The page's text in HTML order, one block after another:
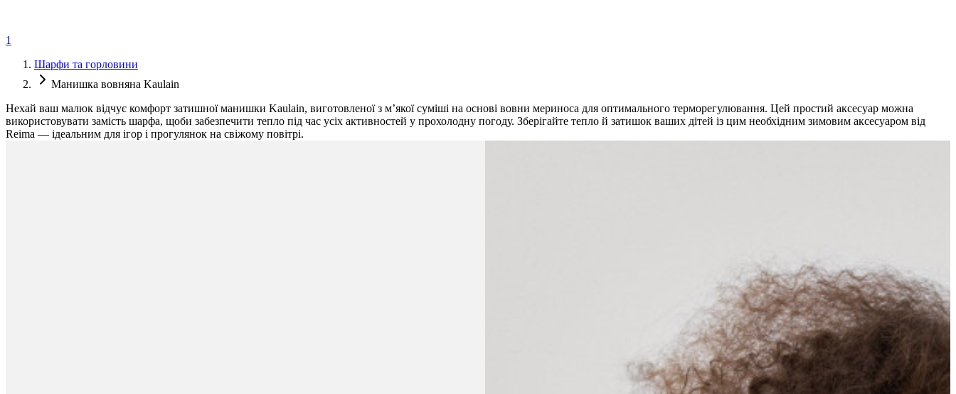
1
Шарфи та горловини
Манишка вовняна Kaulain
Нехай ваш малюк відчує комфорт затишної манишки Kaulain, виготовленої з м’якої суміші на основі вовни мериноса для оптимального терморегулювання. Цей простий аксесуар можна
використовувати замість шарфа, щоби забезпечити тепло під час усіх активностей у прохолодну погоду. Зберігайте тепло й затишок ваших дітей із цим необхідним зимовим аксесуаром від
Reima — ідеальним для ігор і прогулянок на свіжому повітрі.